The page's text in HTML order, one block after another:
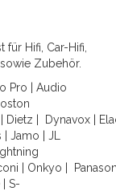
Hifi, Car-Hifi,
Zubehör.
Pro
Audio
Dietz Dynavox
Jamo
JL
Onkyo
| S-